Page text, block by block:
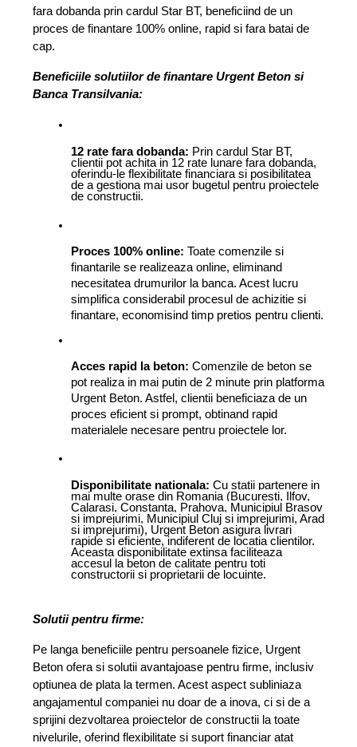
fara dobanda prin cardul Star BT, beneficiind de un
proces de finantare 100% online, rapid si fara batai de
cap.
Beneficiile solutiilor de finantare Urgent Beton si
Banca Transilvania:
12 rate fara dobanda: Prin cardul Star BT,
clientii pot achita in 12 rate lunare fara dobanda,
oferindu-le flexibilitate financiara si posibilitatea
de a gestiona mai usor bugetul pentru proiectele
de constructii.
Proces 100% online: Toate comenzile si
finantarile se realizeaza online, eliminand
necesitatea drumurilor la banca. Acest lucru
simplifica considerabil procesul de achizitie si
finantare, economisind timp pretios pentru clienti.
Acces rapid la beton: Comenzile de beton se
pot realiza in mai putin de 2 minute prin platforma
Urgent Beton. Astfel, clientii beneficiaza de un
proces eficient si prompt, obtinand rapid
materialele necesare pentru proiectele lor.
Disponibilitate nationala: Cu statii partenere in
mai multe orase din Romania (Bucuresti, Ilfov,
Calarasi, Constanta, Prahova, Municipiul Brasov
si imprejurimi, Municipiul Cluj si imprejurimi, Arad
si imprejurimi), Urgent Beton asigura livrari
rapide si eficiente, indiferent de locatia clientilor.
Aceasta disponibilitate extinsa faciliteaza
accesul la beton de calitate pentru toti
constructorii si proprietarii de locuinte.
Solutii pentru firme:
Pe langa beneficiile pentru persoanele fizice, Urgent
Beton ofera si solutii avantajoase pentru firme, inclusiv
optiunea de plata la termen. Acest aspect subliniaza
angajamentul companiei nu doar de a inova, ci si de a
sprijini dezvoltarea proiectelor de constructii la toate
nivelurile, oferind flexibilitate si suport financiar atat